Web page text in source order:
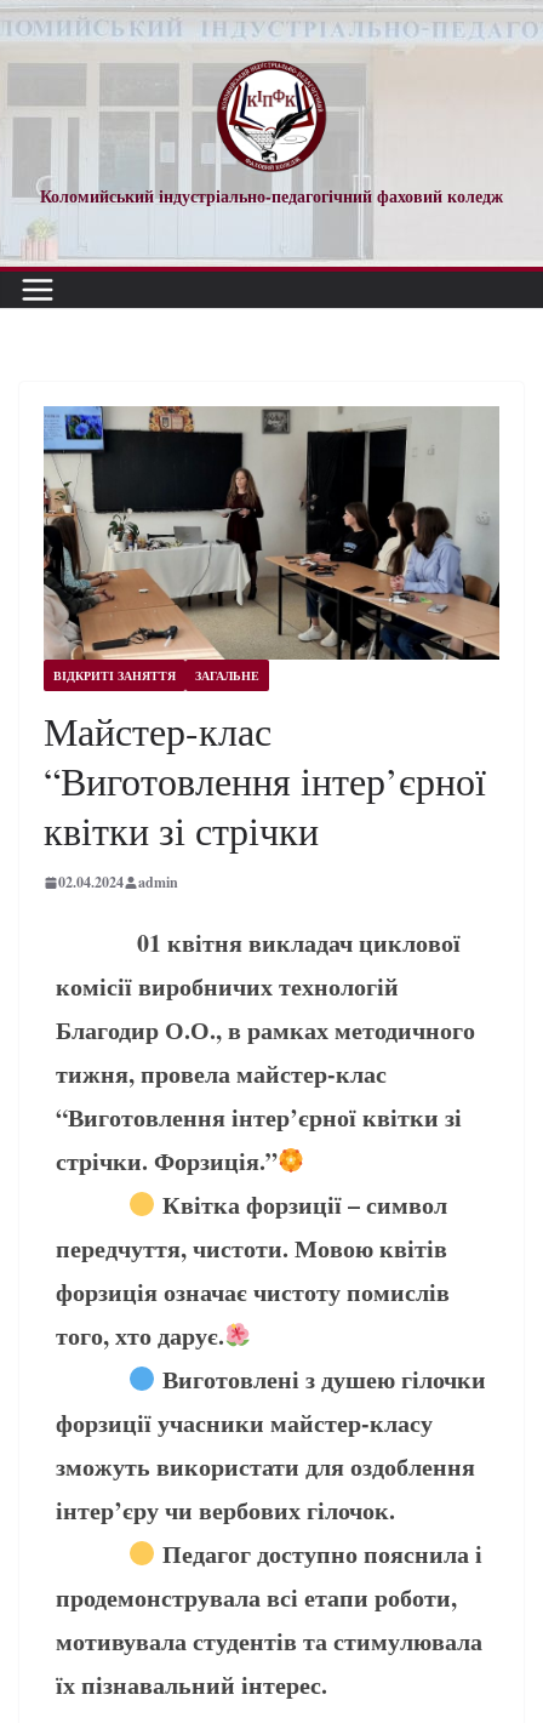
Коломийський індустріально-педагогічний фаховий коледж
ВІДКРИТІ ЗАНЯТТЯ ЗАГАЛЬНЕ
Майстер-клас
“Виготовлення інтер’єрної
квітки зі стрічки
02.04.2024 admin
01 квітня викладач циклової
комісії виробничих технологій
Благодир О.О., в рамках методичного
тижня, провела майстер-клас
“Виготовлення інтер’єрної квітки зі
стрічки. Форзиція.”
Квітка форзиції – символ
передчуття, чистоти. Мовою квітів
форзиція означає чистоту помислів
того, хто дарує.
Виготовлені з душею гілочки
форзиції учасники майстер-класу
зможуть використати для оздоблення
інтер’єру чи вербових гілочок.
Педагог доступно пояснила і
продемонструвала всі етапи роботи,
мотивувала студентів та стимулювала
їх пізнавальний інтерес.